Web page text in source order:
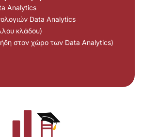
Analytics
Data Analytics
κλάδου)
ήδη στον χώρο των Data Analytics)